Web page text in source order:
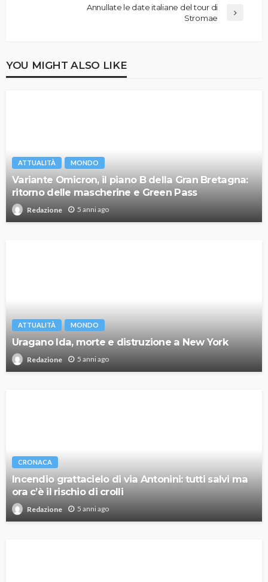
Annullate le date italiane del tour di
Stromae
YOU MIGHT ALSO LIKE
ATTUALITÀ MONDO
Variante Omicron, il piano B della Gran Bretagna:
ritorno delle mascherine e Green Pass
Redazione 5 anni ago
ATTUALITÀ MONDO
Uragano Ida, morte e distruzione a New York
Redazione 5 anni ago
CRONACA
Incendio grattacielo di via Antonini: tutti salvi ma
ora c’è il rischio di crolli
Redazione 5 anni ago